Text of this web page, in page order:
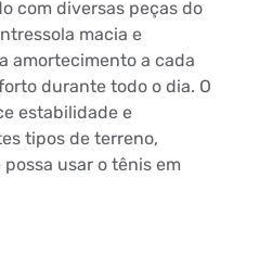
com diversas peças do
macia e
amortecimento a cada
durante todo o dia. O
estabilidade e
tipos de terreno,
usar o tênis em